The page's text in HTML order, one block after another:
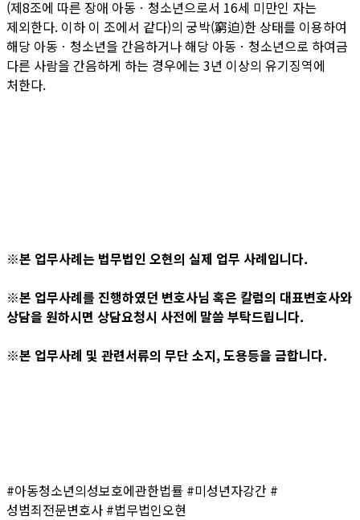
(제8조에 따른 장애 아동ㆍ청소년으로서 16세 미만인 자는
제외한다. 이하 이 조에서 같다)의 궁박(窮迫)한 상태를 이용하여
해당 아동ㆍ청소년을 간음하거나 해당 아동ㆍ청소년으로 하여금
다른 사람을 간음하게 하는 경우에는 3년 이상의 유기징역에
처한다.
※본 업무사례는 법무법인 오현의 실제 업무 사례입니다.
※본 업무사례를 진행하였던 변호사님 혹은 칼럼의 대표변호사와
상담을 원하시면 상담요청시 사전에 말씀 부탁드립니다.
※본 업무사례 및 관련서류의 무단 소지, 도용등을 금합니다.
#아동청소년의성보호에관한법률 #미성년자강간 #
성범죄전문변호사 #법무법인오현